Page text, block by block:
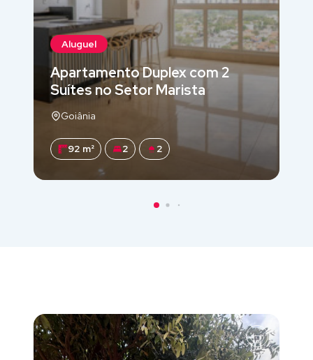
Aluguel
Apartamento Duplex com 2
Suítes no Setor Marista
Goiânia
92 m² 2 2